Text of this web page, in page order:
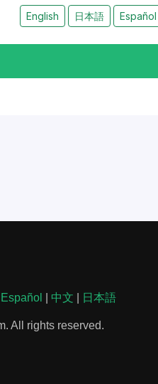
English 日本語 Español
Español 中文 日本語
All rights reserved.